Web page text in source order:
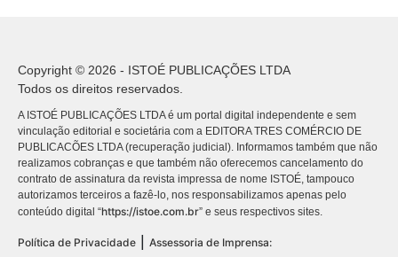
Copyright © 2026 - ISTOÉ PUBLICAÇÕES LTDA
Todos os direitos reservados.
A ISTOÉ PUBLICAÇÕES LTDA é um portal digital independente e sem
vinculação editorial e societária com a EDITORA TRES COMÉRCIO DE
PUBLICACÕES LTDA (recuperação judicial). Informamos também que não
realizamos cobranças e que também não oferecemos cancelamento do
contrato de assinatura da revista impressa de nome ISTOÉ, tampouco
autorizamos terceiros a fazê-lo, nos responsabilizamos apenas pelo
conteúdo digital “https://istoe.com.br” e seus respectivos sites.
Política de Privacidade Assessoria de Imprensa: